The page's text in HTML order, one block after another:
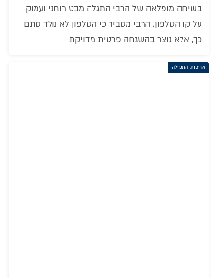
בשיחה מופלאה של הרבי התגלה מבט רוחני ועמוק
על קו הטלפון. הרבי מסביר כי הטלפון לא נולד סתם
כך, אלא נוצר בהשגחה פרטית מדויקת
אריכות התפילה